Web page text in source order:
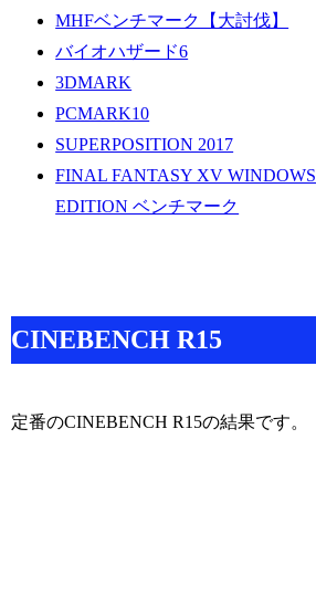
MHFベンチマーク【大討伐】
バイオハザード6
3DMARK
PCMARK10
SUPERPOSITION 2017
FINAL FANTASY XV WINDOWS
EDITION ベンチマーク
CINEBENCH R15
定番のCINEBENCH R15の結果です。